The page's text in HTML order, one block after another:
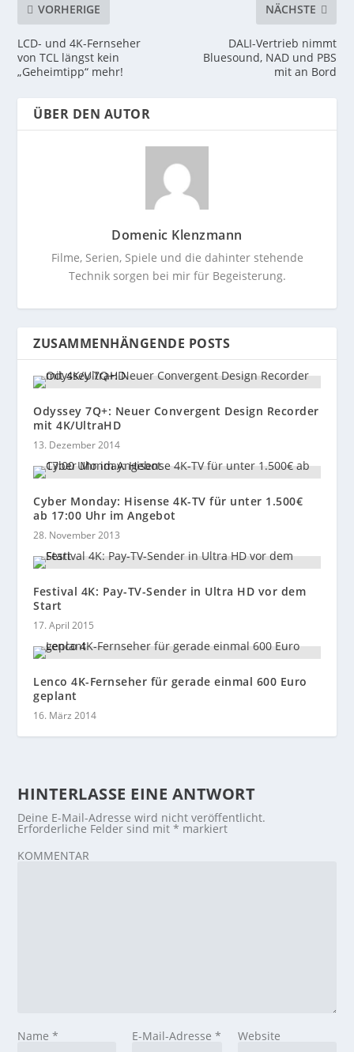
VORHERIGE
LCD- und 4K-Fernseher
von TCL längst kein
„Geheimtipp“ mehr!
NÄCHSTE
DALI-Vertrieb nimmt
Bluesound, NAD und PBS
mit an Bord
ÜBER DEN AUTOR
Domenic Klenzmann
Filme, Serien, Spiele und die dahinter stehende
Technik sorgen bei mir für Begeisterung.
ZUSAMMENHÄNGENDE POSTS
Odyssey 7Q+: Neuer Convergent Design Recorder
mit 4K/UltraHD
13. Dezember 2014
Cyber Monday: Hisense 4K-TV für unter 1.500€
ab 17:00 Uhr im Angebot
28. November 2013
Festival 4K: Pay-TV-Sender in Ultra HD vor dem
Start
17. April 2015
Lenco 4K-Fernseher für gerade einmal 600 Euro
geplant
16. März 2014
HINTERLASSE EINE ANTWORT
Deine E-Mail-Adresse wird nicht veröffentlicht.
Erforderliche Felder sind mit* markiert
KOMMENTAR
Name* E-Mail-Adresse * Website